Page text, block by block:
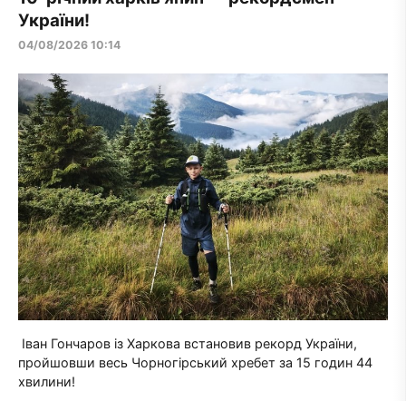
України!
04/08/2026 10:14
Іван Гончаров із Харкова встановив рекорд України,
пройшовши весь Чорногірський хребет за 15 годин 44
хвилини!